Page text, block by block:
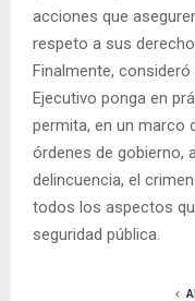
acciones que
respeto a sus
Finalmente,
Ejecutivo ponga en
permita, en un marco
órdenes de gobierno,
delincuencia, el
todos los aspectos
seguridad pública.